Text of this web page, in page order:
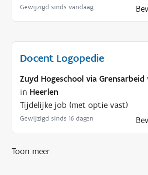
Gewijzigd sinds vandaag
Docent Logopedie
Zuyd Hogeschool via Grensarbeid
in Heerlen
Tijdelijke job (met optie vast)
Gewijzigd sinds 16 dagen
Toon meer